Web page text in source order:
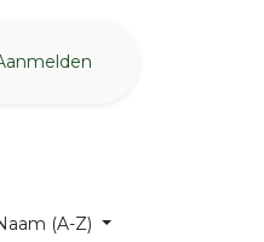
(A-Z)